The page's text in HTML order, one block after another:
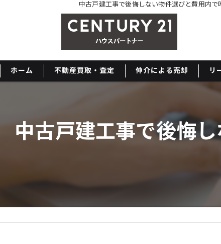
中古戸建工事で後悔しない物件選びと費用内
ホーム 不動産買取・査定 仲介による売却 リ
中古戸建工事で後悔